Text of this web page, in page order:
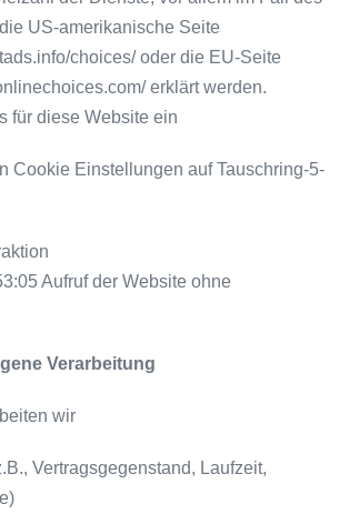
US-amerikanische Seite
choices/ oder die EU-Seite
erklärt werden.
für diese Website ein
Cookie Einstellungen auf Tauschring-5-
Aufruf der Website ohne
Verarbeitung
wir
Vertragsgegenstand, Laufzeit,